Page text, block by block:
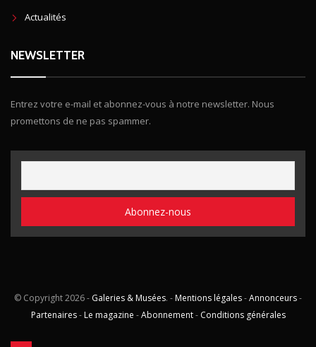
Actualités
NEWSLETTER
Entrez votre e-mail et abonnez-vous à notre newsletter. Nous
promettons de ne pas spammer.
© Copyright2026 - Galeries & Musées. - Mentions légales-Annonceurs-
Partenaires- Le magazine -Abonnement- Conditions générales